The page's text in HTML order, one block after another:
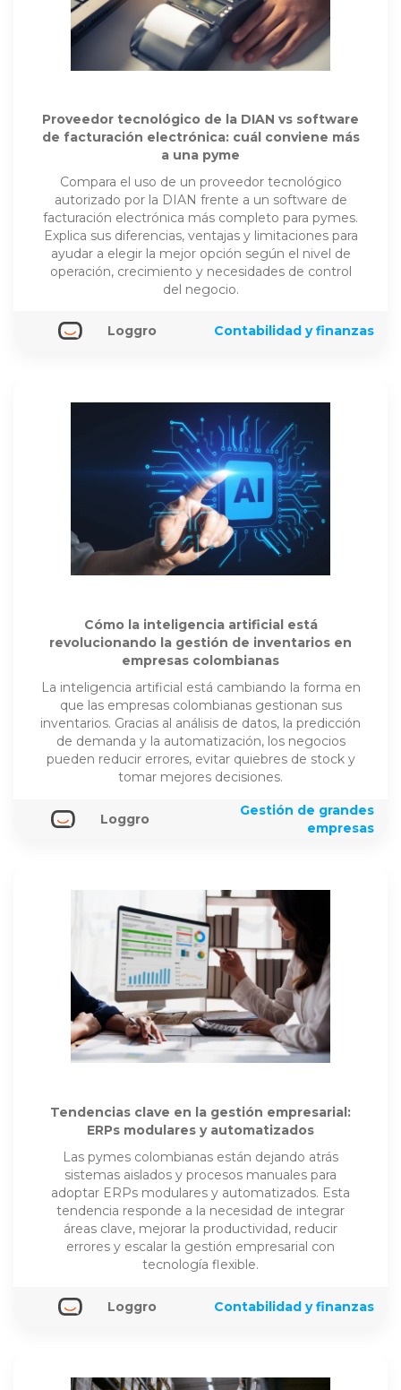
Proveedor tecnológico de la DIAN vs software
de facturación electrónica: cuál conviene más
a una pyme
Compara el uso de un proveedor tecnológico
autorizado por la DIAN frente a un software de
facturación electrónica más completo para pymes.
Explica sus diferencias, ventajas y limitaciones para
ayudar a elegir la mejor opción según el nivel de
operación, crecimiento y necesidades de control
del negocio.
Loggro Contabilidad y finanzas
Cómo la inteligencia artificial está
revolucionando la gestión de inventarios en
empresas colombianas
La inteligencia artificial está cambiando la forma en
que las empresas colombianas gestionan sus
inventarios. Gracias al análisis de datos, la predicción
de demanda y la automatización, los negocios
pueden reducir errores, evitar quiebres de stock y
tomar mejores decisiones.
Loggro
Gestión de grandes
empresas
Tendencias clave en la gestión empresarial:
ERPs modulares y automatizados
Las pymes colombianas están dejando atrás
sistemas aislados y procesos manuales para
adoptar ERPs modulares y automatizados. Esta
tendencia responde a la necesidad de integrar
áreas clave, mejorar la productividad, reducir
errores y escalar la gestión empresarial con
tecnología flexible.
Loggro Contabilidad y finanzas